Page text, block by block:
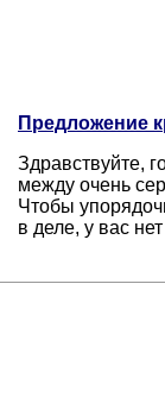
Предложение
Здравствуйте,
между очень
Чтобы
в деле, у вас